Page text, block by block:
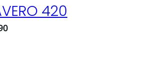
420